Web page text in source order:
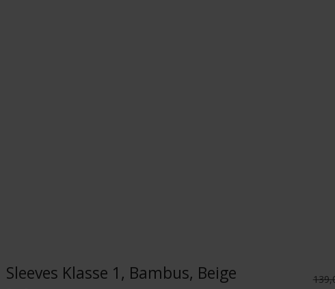
Sleeves Klasse 1, Bambus, Beige